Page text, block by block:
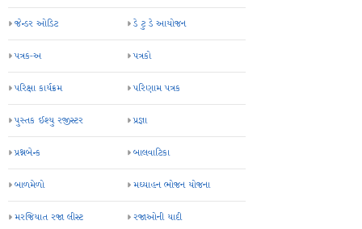
જેન્ડર ઓડિટ ડે ટુ ડે આયોજન
પત્રક-અ પત્રકો
પરિક્ષા કાર્યક્રમ પરિણામ પત્રક
પુસ્તક ઈશ્યુ રજીસ્ટર પ્રજ્ઞા
પ્રશ્નબેન્ક બાલવાટિકા
બાળમેળો મઘ્યાહન ભોજન યોજના
મરજિયાત રજા લીસ્ટ રજાઓની યાદી